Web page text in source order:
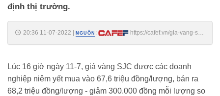
định thị trường.
20:36 11-07-2022 NGUỒN :
https://cafef.vn/gia-vang-sjc-
Lúc 16 giờ ngày 11-7, giá vàng SJC được các doanh
nghiệp niêm yết mua vào 67,6 triệu đồng/lượng, bán ra
68,2 triệu đồng/lượng - giảm 300.000 đồng mỗi lượng so